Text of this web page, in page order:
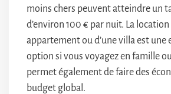
moins chers peuvent atteindre un
d’environ 100 € par nuit. La location
appartement ou d’une villa est une
option si vous voyagez en famille
permet également de faire des
budget global.